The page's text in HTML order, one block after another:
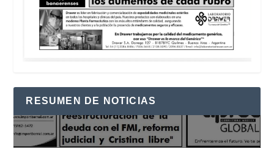
RESUMEN DE NOTICIAS
Reproductor
de
vídeo